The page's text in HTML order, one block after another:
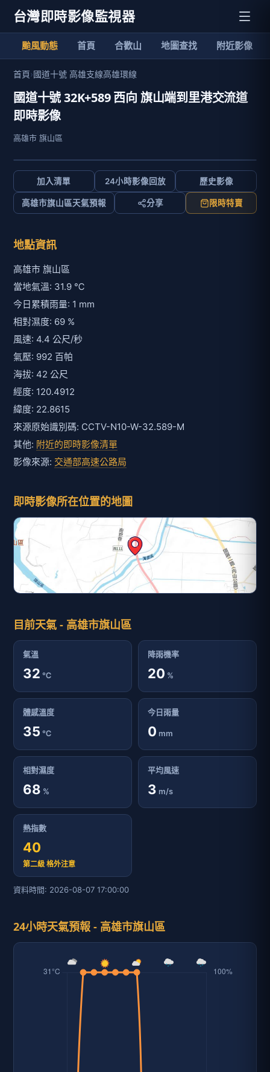
台灣即時影像監視器
颱風動態 首頁 合歡山 地圖查找 附近影像
首頁›國道十號 高雄支線高雄環線
國道十號 32K+589 西向 旗山端到里港交流道
即時影像
高雄市 旗山區
加入清單 24小時影像回放 歷史影像
高雄市旗山區天氣預報 分享 限時特賣
地點資訊
高雄市 旗山區
當地氣溫: 31.9 ℃
今日累積雨量: 1 mm
相對濕度: 69 %
風速: 4.4 公尺/秒
氣壓: 992 百帕
海拔: 42 公尺
經度: 120.4912
緯度: 22.8615
來源原始識別碼: CCTV-N10-W-32.589-M
其他: 附近的即時影像清單
影像來源: 交通部高速公路局
即時影像所在位置的地圖
目前天氣 - 高雄市旗山區
氣溫
32 ℃
降雨機率
20 %
體感溫度
35 ℃
今日雨量
0 mm
相對濕度
68 %
平均風速
3 m/s
熱指數
40
第二級 格外注意
資料時間: 2026-08-07 17:00:00
24小時天氣預報 - 高雄市旗山區